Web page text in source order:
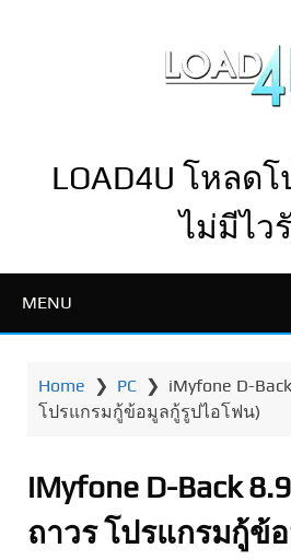
LOAD4U โหลด
ไม่มีไว
MENU
Home ❯ PC ❯ iMyfone D-
โปรแกรมกู้ข้อมูลกู้รูปไอโฟน)
iMyfone D-Back
ถาวร โปรแกรมกู้ข้